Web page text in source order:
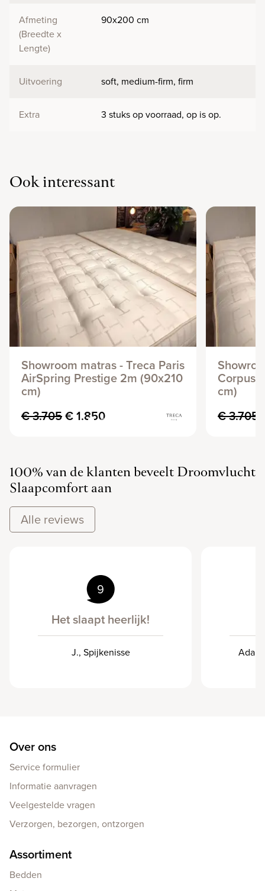
Afmeting
(Breedte x
Lengte)
90x200 cm
Uitvoering soft, medium-firm, firm
Extra 3 stuks op voorraad, op is op.
Ook interessant
Showroom matras - Treca Paris
AirSpring Prestige 2m (90x210
cm)
€ 3.705€ 1.850
Corpus
cm)
€ 3.705
100% van de klanten beveelt Droomvlucht
Slaapcomfort aan
Alle reviews
9
Het slaapt heerlijk!
J., Spijkenisse Ada,
Over ons
Service formulier
Informatie aanvragen
Veelgestelde vragen
Verzorgen, bezorgen, ontzorgen
Assortiment
Bedden